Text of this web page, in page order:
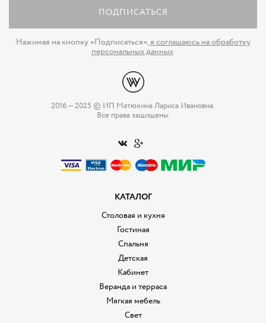
ПОДПИСАТЬСЯ
Нажимая на кнопку «Подписаться»,я соглашаюсь на обработку
персональных данных.
2016 — 2025 © ИП Матюхина Лариса Ивановна.
Все права защищены.
КАТАЛОГ
Столовая и кухня
Гостиная
Спальня
Детская
Кабинет
Веранда и терраса
Мягкая мебель
Свет